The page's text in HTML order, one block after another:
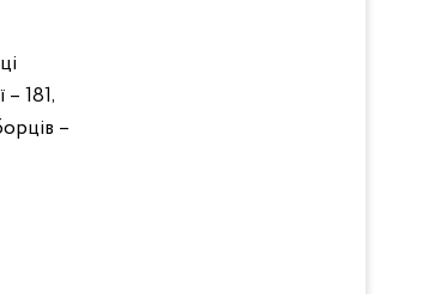
181,
–